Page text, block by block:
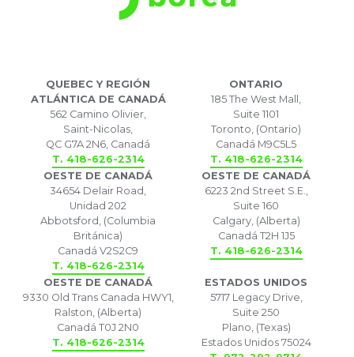
QUEBEC Y REGIÓN
ATLÁNTICA DE CANADÁ
562 Camino Olivier,
Saint-Nicolas,
QC G7A 2N6, Canadá
T. 418-626-2314
ONTARIO
185 The West Mall,
Suite 1101
Toronto, (Ontario)
Canadá M9C5L5
T. 418-626-2314
OESTE DE CANADÁ
34654 Delair Road,
Unidad 202
Abbotsford, (Columbia
Británica)
Canadá V2S2C9
T. 418-626-2314
OESTE DE CANADÁ
6223 2nd Street S.E.,
Suite 160
Calgary, (Alberta)
Canadá T2H 1J5
T. 418-626-2314
OESTE DE CANADÁ
9330 Old Trans Canada HWY1,
Ralston, (Alberta)
Canadá T0J 2N0
T. 418-626-2314
ESTADOS UNIDOS
5717 Legacy Drive,
Suite 250
Plano, (Texas)
Estados Unidos 75024